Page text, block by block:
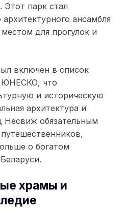
парк стал
ансамбля
для прогулок и
включен в список
ЮНЕСКО, что
и историческую
архитектура и
Несвиж обязательным
о богатом
храмы и